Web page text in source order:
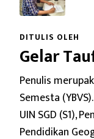
DITULIS OLEH
Gelar
Penulis
Semesta
UIN SGD (S1),
Pendidikan